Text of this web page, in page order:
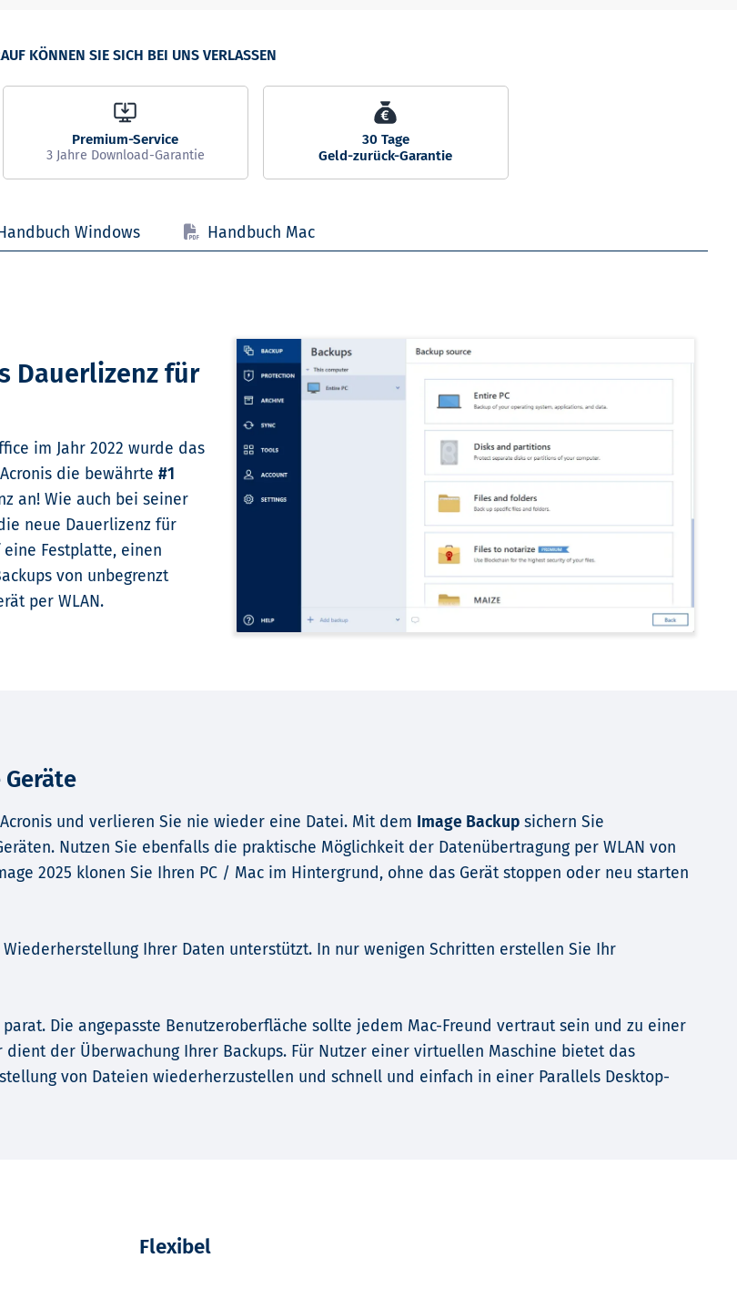
Handbuch Windows Handbuch Mac
Dauerlizenz für
im Jahr 2022 wurde das
die bewährte #1
an! Wie auch bei seiner
neue Dauerlizenz für
Festplatte, einen
von unbegrenzt
per WLAN.
und verlieren Sie nie wieder eine Datei. Mit dem Image Backup sichern Sie
Nutzen Sie ebenfalls die praktische Möglichkeit der Datenübertragung per WLAN von
2025 klonen Sie Ihren PC / Mac im Hintergrund, ohne das Gerät stoppen oder neu starten
Ihrer Daten unterstützt. In nur wenigen Schritten erstellen Sie Ihr
Die angepasste Benutzeroberfläche sollte jedem Mac-Freund vertraut sein und zu einer
der Überwachung Ihrer Backups. Für Nutzer einer virtuellen Maschine bietet das
von Dateien wiederherzustellen und schnell und einfach in einer Parallels Desktop-
Flexibel